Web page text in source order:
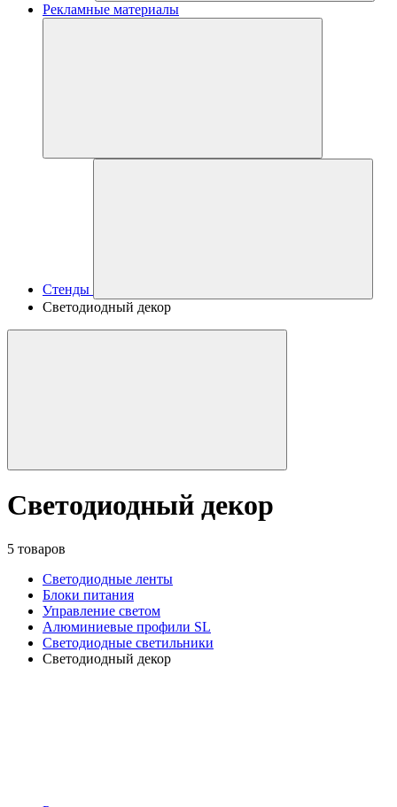
Рекламные материалы
Стенды
Светодиодный декор
Светодиодный декор
5 товаров
Светодиодные ленты
Блоки питания
Управление светом
Алюминиевые профили SL
Светодиодные светильники
Светодиодный декор